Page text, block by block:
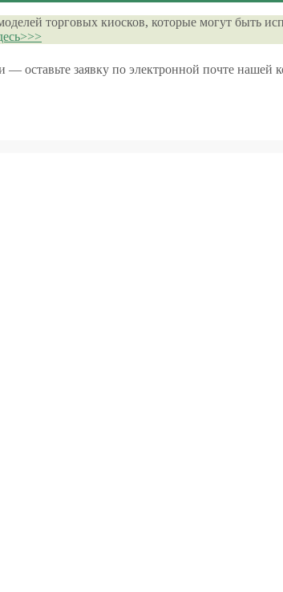
торговых киосков, которые могут быть
оставьте заявку по электронной почте нашей